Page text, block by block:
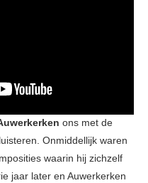
ons met de
Onmiddellijk waren
waarin hij zichzelf
jaar later en Auwerkerken